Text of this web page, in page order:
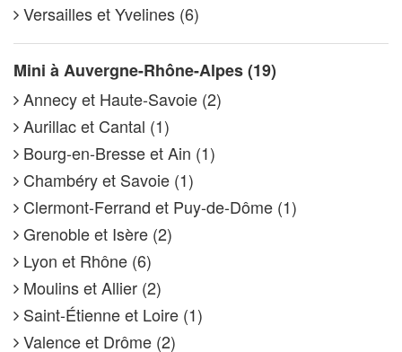
Versailles et Yvelines (6)
Mini à Auvergne-Rhône-Alpes (19)
Annecy et Haute-Savoie (2)
Aurillac et Cantal (1)
Bourg-en-Bresse et Ain (1)
Chambéry et Savoie (1)
Clermont-Ferrand et Puy-de-Dôme (1)
Grenoble et Isère (2)
Lyon et Rhône (6)
Moulins et Allier (2)
Saint-Étienne et Loire (1)
Valence et Drôme (2)